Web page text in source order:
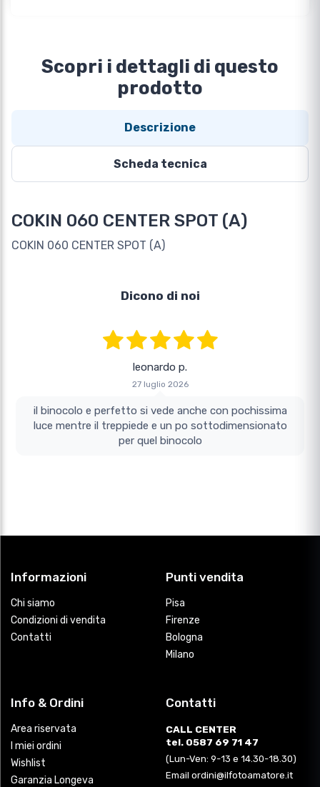
Scopri i dettagli di questo
prodotto
Descrizione
Scheda tecnica
COKIN 060 CENTER SPOT (A)
COKIN 060 CENTER SPOT (A)
Dicono di noi
leonardo p.
27 luglio 2026
il binocolo e perfetto si vede anche con pochissima
luce mentre il treppiede e un po sottodimensionato
per quel binocolo
Informazioni
Chi siamo
Condizioni di vendita
Contatti
Punti vendita
Pisa
Firenze
Bologna
Milano
Info & Ordini
Area riservata
I miei ordini
Wishlist
Garanzia Longeva
Contatti
CALL CENTER
tel. 0587 69 71 47
(Lun-Ven: 9-13 e 14.30-18.30)
Email ordini@ilfotoamatore.it